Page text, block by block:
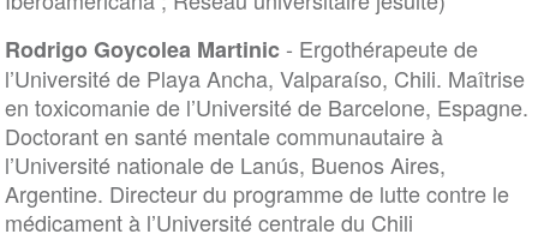
Rodrigo Goycolea Martinic- Ergothérapeute de
l’Université de Playa Ancha, Valparaíso, Chili. Maîtrise
en toxicomanie de l’Université de Barcelone, Espagne.
Doctorant en santé mentale communautaire à
l’Université nationale de Lanús, Buenos Aires,
Argentine. Directeur du programme de lutte contre le
médicament à l’Université centrale du Chili